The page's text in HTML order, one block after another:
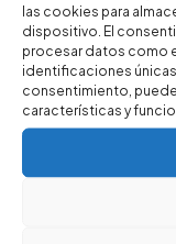
las cookies para
dispositivo. El
procesar datos como
identificaciones
consentimiento,
características y